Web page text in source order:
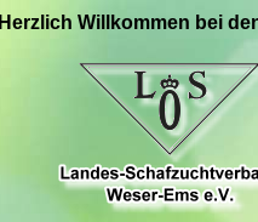
Herzlich Willkommen bei